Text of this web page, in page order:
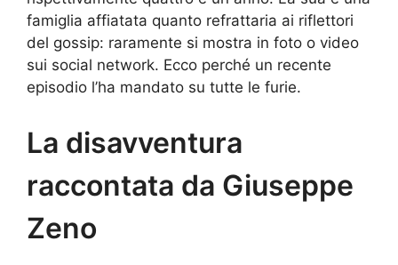
famiglia affiatata quanto refrattaria ai riflettori
del gossip: raramente si mostra in foto o video
sui social network. Ecco perché un recente
episodio l’ha mandato su tutte le furie.
La disavventura
raccontata da Giuseppe
Zeno